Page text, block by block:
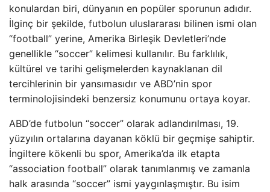
konulardan biri, dünyanın en popüler sporunun adıdır.
İlginç bir şekilde, futbolun uluslararası bilinen ismi olan
“football” yerine, Amerika Birleşik Devletleri’nde
genellikle “soccer” kelimesi kullanılır. Bu farklılık,
kültürel ve tarihi gelişmelerden kaynaklanan dil
tercihlerinin bir yansımasıdır ve ABD’nin spor
terminolojisindeki benzersiz konumunu ortaya koyar.
ABD’de futbolun “soccer” olarak adlandırılması, 19.
yüzyılın ortalarına dayanan köklü bir geçmişe sahiptir.
İngiltere kökenli bu spor, Amerika’da ilk etapta
“association football” olarak tanımlanmış ve zamanla
halk arasında “soccer” ismi yaygınlaşmıştır. Bu isim